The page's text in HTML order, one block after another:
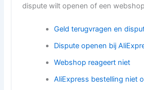
dispute wilt openen of een
Geld terugvragen en
Dispute openen bij
Webshop reageert niet
AliExpress bestelling niet